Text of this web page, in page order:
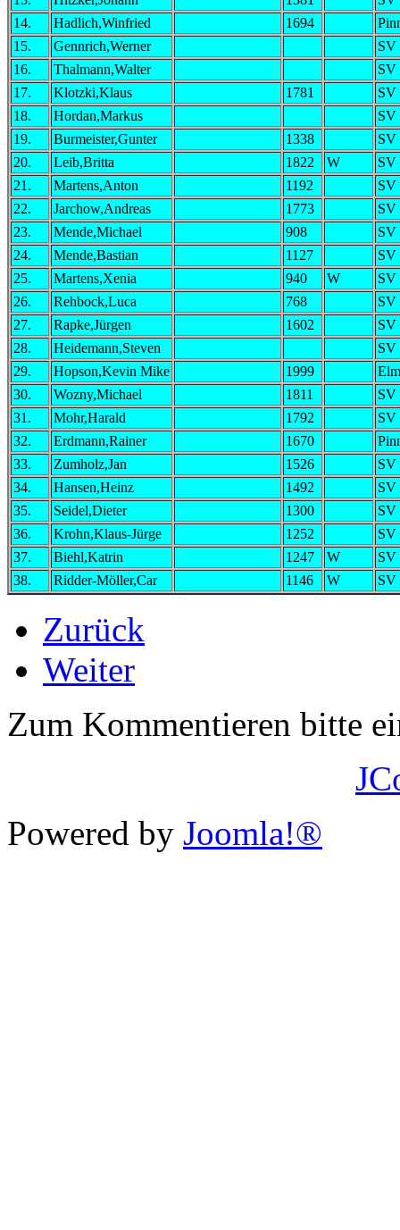
14.
Hadlich,Winfried 1694
15.
Gennrich,Werner
SV
16.
Thalmann,Walter
SV
17.
Klotzki,Klaus 1781
SV
18.
Hordan,Markus
SV
19.
Burmeister,Gunter 1338
SV
20.
Leib,Britta 1822 W
SV
21.
Martens,Anton 1192
SV
22.
Jarchow,Andreas 1773
SV
23.
Mende,Michael 908
SV
24.
Mende,Bastian 1127
SV
25.
Martens,Xenia 940 W
SV
26.
Rehbock,Luca 768
SV
27.
Rapke,Jürgen 1602
SV
28.
Heidemann,Steven
SV
29.
Hopson,Kevin Mike 1999
30.
Wozny,Michael 1811
SV
31.
Mohr,Harald 1792
SV
32.
Erdmann,Rainer 1670
33.
Zumholz,Jan 1526
SV
34.
Hansen,Heinz 1492
SV
35.
Seidel,Dieter 1300
SV
36.
Krohn,Klaus-Jürge 1252
SV
37.
Biehl,Katrin 1247 W
SV
38.
Ridder-Möller,Car 1146 W SV
Zurück
Weiter
Zum Kommentieren bitte
Powered by Joomla!®